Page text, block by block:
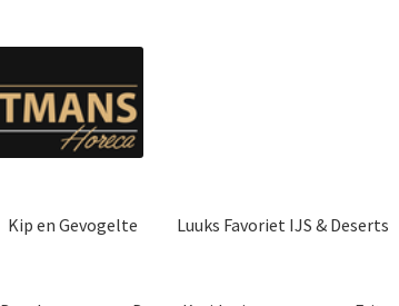
Kip en Gevogelte Luuks Favoriet IJS & Deserts